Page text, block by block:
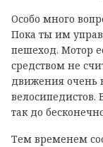
Особо много
Пока ты им
пешеход. Мотор
средством не
движения очень
велосипедистов.
так до
Тем временем